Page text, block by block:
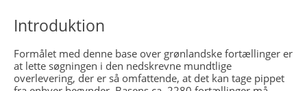
Introduktion
Formålet med denne base over grønlandske fortællinger er
at lette søgningen i den nedskrevne mundtlige
overlevering, der er så omfattende, at det kan tage pippet